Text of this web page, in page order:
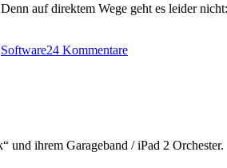
auf direktem Wege geht es leider
Software24 Kommentarezu
und ihrem Garageband / iPad 2 Orchester.